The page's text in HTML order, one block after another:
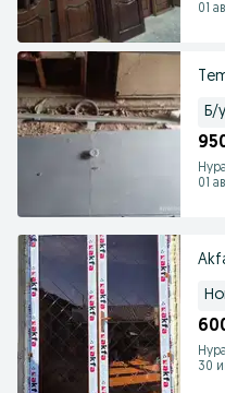
01
Б/у
01
30